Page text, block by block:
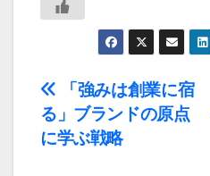
投
稿
「強みは創業に宿
る」ブランドの原点
に学ぶ戦略